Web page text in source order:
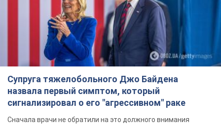
Супруга тяжелобольного Джо Байдена
назвала первый симптом, который
сигнализировал о его "агрессивном" раке
Сначала врачи не обратили на это должного внимания